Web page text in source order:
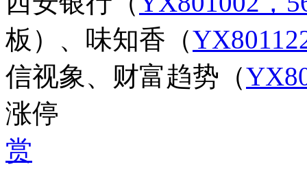
板）、味知香 （
信视象、财富趋势 （
涨停
赏